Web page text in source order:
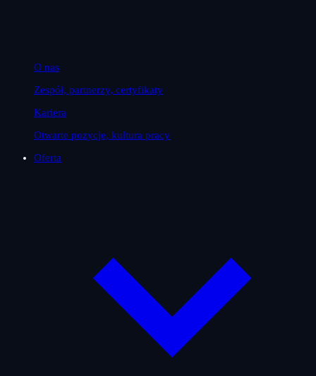
O nas
Zespół, partnerzy, certyfikaty
Kariera
Otwarte pozycje, kultura pracy
Oferta